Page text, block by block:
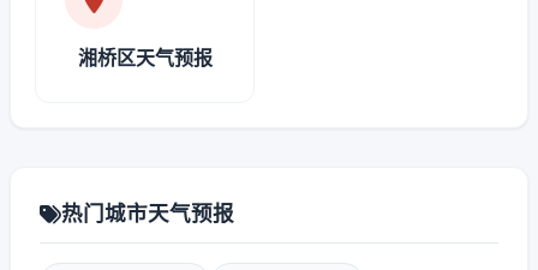
湘桥区天气预报
热门城市天气预报